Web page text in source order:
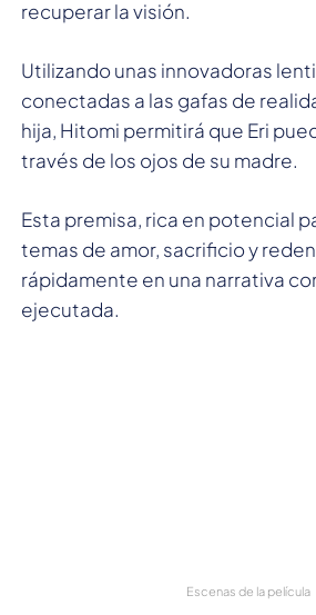
recuperar la visión.
Utilizando unas innovadoras
conectadas a las gafas de
hija, Hitomi permitirá que Eri
través de los ojos de su madre.
Esta premisa, rica en potencial
temas de amor, sacrificio y
rápidamente en una narrativa
ejecutada.
Escenas de la película